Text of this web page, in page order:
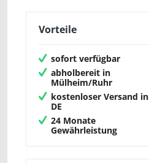
Vorteile
sofort verfügbar
abholbereit in
Mülheim/Ruhr
kostenloser Versand in
DE
24 Monate
Gewährleistung